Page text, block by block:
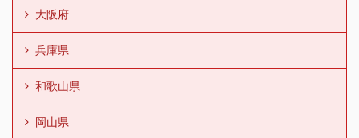
大阪府
兵庫県
和歌山県
岡山県